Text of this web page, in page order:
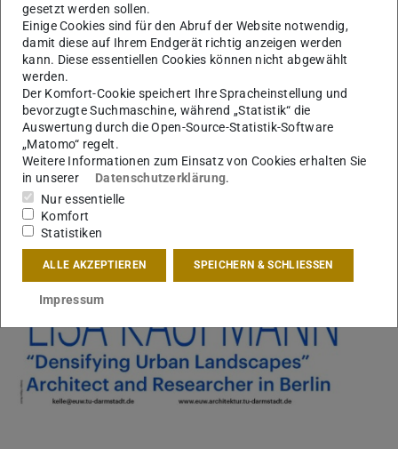
gesetzt werden sollen.
Einige Cookies sind für den Abruf der Website notwendig,
damit diese auf Ihrem Endgerät richtig anzeigen werden
kann. Diese essentiellen Cookies können nicht abgewählt
werden.
Der Komfort-Cookie speichert Ihre Spracheinstellung und
bevorzugte Suchmaschine, während „Statistik“ die
Auswertung durch die Open-Source-Statistik-Software
„Matomo“ regelt.
Weitere Informationen zum Einsatz von Cookies erhalten Sie
in unserer
Datenschutzerklärung.
Nur essentielle
Komfort
Statistiken
ALLE AKZEPTIEREN SPEICHERN & SCHLIESSEN
Impressum